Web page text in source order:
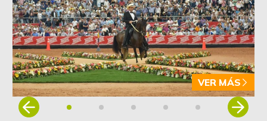
VER MÁS
Item